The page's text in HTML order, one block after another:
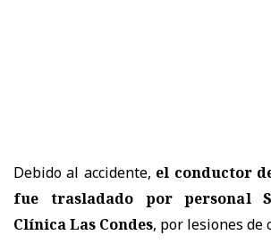
Debido al accidente, el conductor
fue trasladado por personal
Clínica Las Condes, por lesiones de